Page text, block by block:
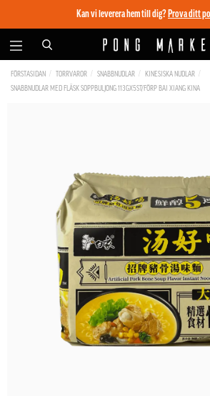
Kan vi leverera hem till dig? Prova ditt
FÖRSTASIDAN TORRVAROR SNABBNUDLAR
KINESISKA NUDLAR
SNABBNUDLAR MED FLÄSK SOPPBULJONG 113GX5ST/FÖRP BAI XIANG KINA